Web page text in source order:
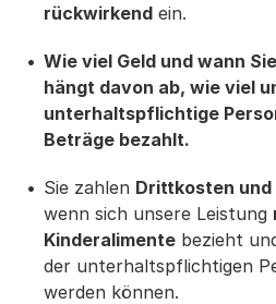
rückwirkend ein.
Wie viel Geld und wann
hängt davon ab, wie viel
unterhaltspflichtige
Beträge bezahlt.
Sie zahlen Drittkosten und
wenn sich unsere Leistung
Kinderalimente bezieht
der unterhaltspflichtigen
werden können.